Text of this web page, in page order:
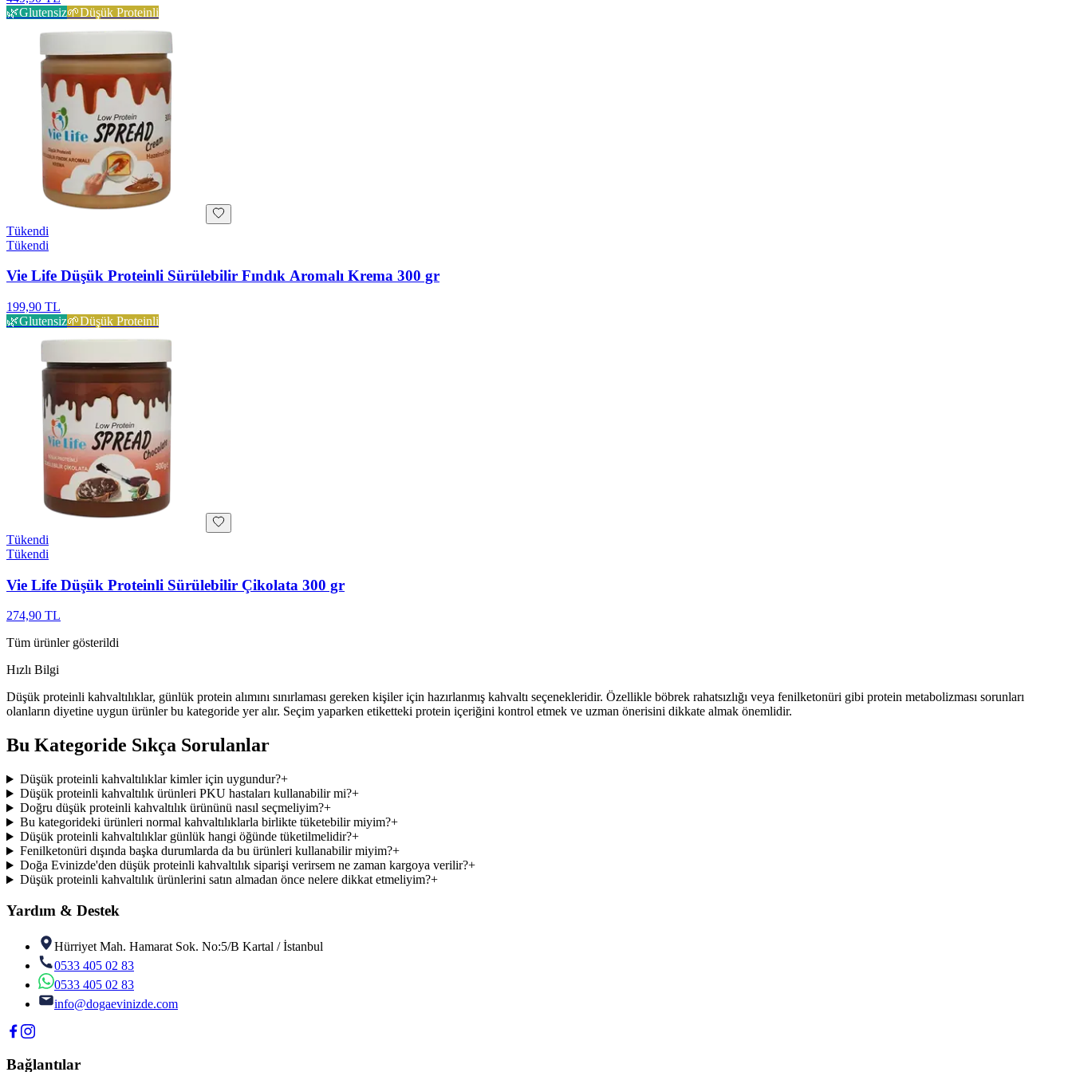
🌿Glutensiz🌱Düşük Proteinli
Tükendi
Tükendi
Vie Life Düşük Proteinli Sürülebilir Fındık Aromalı Krema 300 gr
199,90 TL
🌿Glutensiz🌱Düşük Proteinli
Tükendi
Tükendi
Vie Life Düşük Proteinli Sürülebilir Çikolata 300 gr
274,90 TL
Tüm ürünler gösterildi
Hızlı Bilgi
Düşük proteinli kahvaltılıklar, günlük protein alımını sınırlaması gereken kişiler için hazırlanmış kahvaltı seçenekleridir. Özellikle böbrek rahatsızlığı veya fenilketonüri gibi protein metabolizması sorunları
olanların diyetine uygun ürünler bu kategoride yer alır. Seçim yaparken etiketteki protein içeriğini kontrol etmek ve uzman önerisini dikkate almak önemlidir.
Bu Kategoride Sıkça Sorulanlar
Düşük proteinli kahvaltılıklar kimler için uygundur?+
Düşük proteinli kahvaltılık ürünleri PKU hastaları kullanabilir mi?+
Doğru düşük proteinli kahvaltılık ürününü nasıl seçmeliyim?+
Bu kategorideki ürünleri normal kahvaltılıklarla birlikte tüketebilir miyim?+
Düşük proteinli kahvaltılıklar günlük hangi öğünde tüketilmelidir?+
Fenilketonüri dışında başka durumlarda da bu ürünleri kullanabilir miyim?+
Doğa Evinizde'den düşük proteinli kahvaltılık siparişi verirsem ne zaman kargoya verilir?+
Düşük proteinli kahvaltılık ürünlerini satın almadan önce nelere dikkat etmeliyim?+
Yardım & Destek
Hürriyet Mah. Hamarat Sok. No:5/B Kartal / İstanbul
0533 405 02 83
0533 405 02 83
info@dogaevinizde.com
Bağlantılar